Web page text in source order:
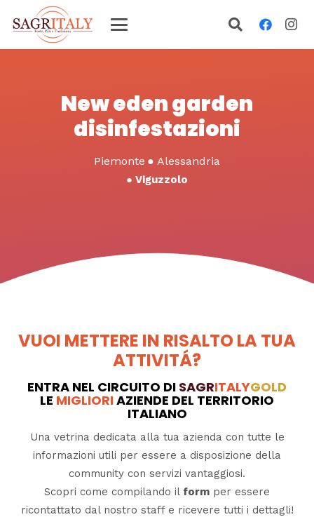
New eden garden
disinfestazioni
Piemonte ● Alessandria
● Viguzzolo
VUOI METTERE IN RISALTO LA TUA
ATTIVITÁ?
ENTRA NEL CIRCUITO DI SAGRITALYGOLD
LE MIGLIORIAZIENDE DEL TERRITORIO
ITALIANO
Una vetrina dedicata alla tua azienda con tutte le
informazioni utili per essere a disposizione della
community con servizi vantaggiosi.
Scopri come compilando il form per essere
ricontattato dal nostro staff e ricevere tutti i dettagli!